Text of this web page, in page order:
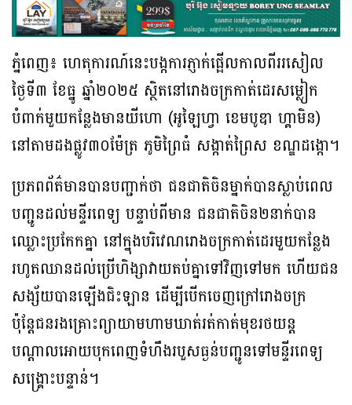
ភ្នំពេញ៖ ហេតុការណ៍នេះបង្កការភ្ញាក់ផ្អើលកាលពីររសៀល
ថ្ងៃទី៣ ខែធ្នូ ឆ្នាំ២០២៥ ស្ថិតនៅរោងចក្រកាត់ដេរសម្លៀក
បំពាក់មួយកន្លែងមានយីហោ (អូឡៃហ្វា ខេមបូឌា ហ្គាមិន)
នៅតាមដងផ្លូវ៣០ម៉ែត្រ ភូមិព្រៃធំ សង្កាត់ព្រៃស ខណ្ឌដង្កោ។
ប្រភពព័ត៌មានបានបញ្ជាក់ថា ជនជាតិចិនម្នាក់បានស្លាប់ពេល
បញ្ជូនដល់មន្ទីរពេទ្យ បន្ទាប់ពីមាន ជនជាតិចិន២នាក់បាន
ឈ្លោះប្រកែកគ្នា នៅក្នុងបរិវេណរោងចក្រកាត់ដេរមួយកន្លែង
រហូតឈានដល់ប្រេីហិង្សាវាយតប់គ្នាទៅវិញទៅមក ហើយជន
សង្ស័យបានឡើងជិះឡាន ដើម្បីបើកចេញក្រៅរោងចក្រ
ប៉ុន្តែជនរងគ្រោះព្យាយាមហាមឃាត់រត់កាត់មុខរថយន្ត
បណ្ដាលអោយបុកពេញទំហឹងរបួសធ្ងន់បញ្ជូនទៅមន្ទីរពេទ្យ
សង្គ្រោះបន្ទាន់។